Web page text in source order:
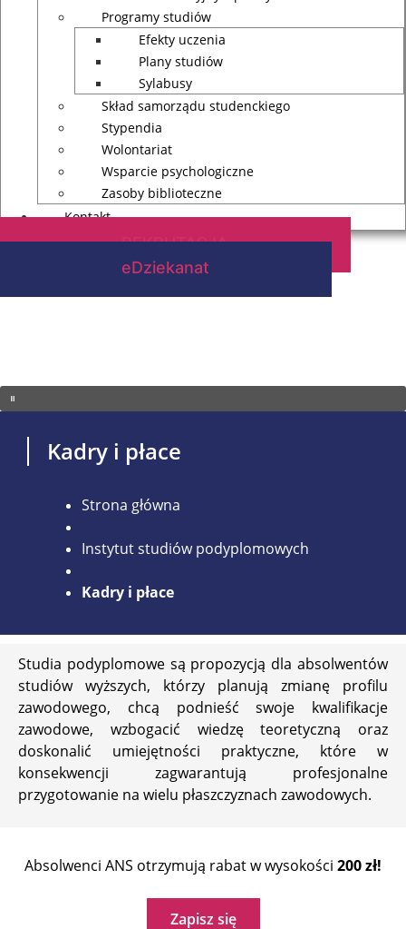
Programy studiów
Efekty uczenia
Plany studiów
Sylabusy
Skład samorządu studenckiego
Stypendia
Wolontariat
Wsparcie psychologiczne
Zasoby biblioteczne
Kontakt
REKRUTACJA
eDziekanat
Kadry i płace
Strona główna
Instytut studiów podyplomowych
Kadry i płace
Studia podyplomowe są propozycją dla absolwentów
studiów wyższych, którzy planują zmianę profilu
zawodowego, chcą podnieść swoje kwalifikacje
zawodowe, wzbogacić wiedzę teoretyczną oraz
doskonalić umiejętności praktyczne, które w
konsekwencji zagwarantują profesjonalne
przygotowanie na wielu płaszczyznach zawodowych.
Absolwenci ANS otrzymują rabat w wysokości 200 zł!
Zapisz się